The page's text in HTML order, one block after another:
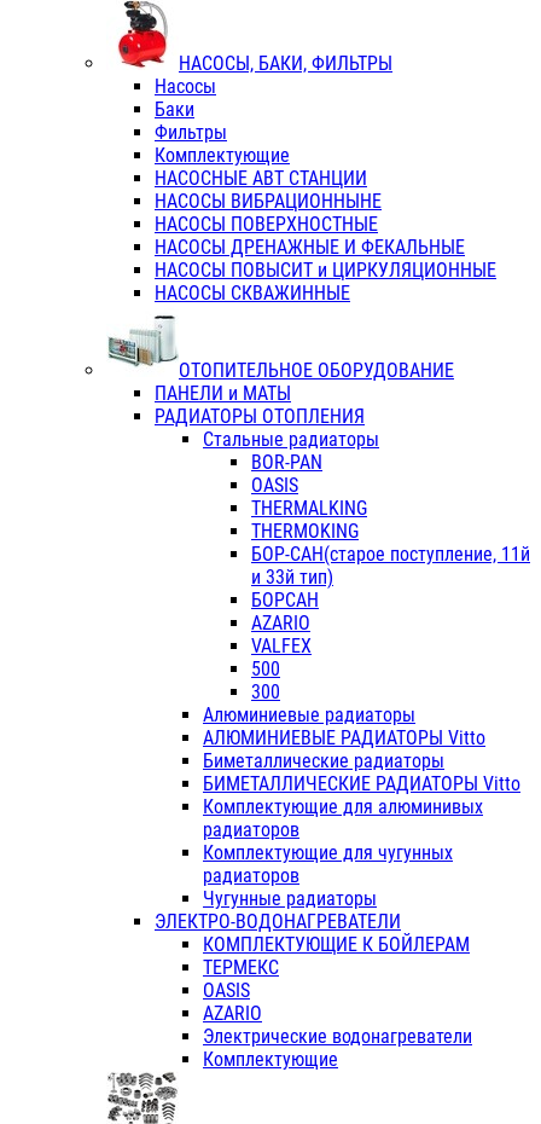
НАСОСЫ, БАКИ, ФИЛЬТРЫ
Насосы
Баки
Фильтры
Комплектующие
НАСОСНЫЕ АВТ СТАНЦИИ
НАСОСЫ ВИБРАЦИОННЫНЕ
НАСОСЫ ПОВЕРХНОСТНЫЕ
НАСОСЫ ДРЕНАЖНЫЕ И ФЕКАЛЬНЫЕ
НАСОСЫ ПОВЫСИТ и ЦИРКУЛЯЦИОННЫЕ
НАСОСЫ СКВАЖИННЫЕ
ОТОПИТЕЛЬНОЕ ОБОРУДОВАНИЕ
ПАНЕЛИ и МАТЫ
РАДИАТОРЫ ОТОПЛЕНИЯ
Стальные радиаторы
BOR-PAN
OASIS
THERMALKING
THERMOKING
БОР-САН(старое поступление, 11й
и 33й тип)
БОРСАН
AZARIO
VALFEX
500
300
Алюминиевые радиаторы
АЛЮМИНИЕВЫЕ РАДИАТОРЫ Vitto
Биметаллические радиаторы
БИМЕТАЛЛИЧЕСКИЕ РАДИАТОРЫ Vitto
Комплектующие для алюминивых
радиаторов
Комплектующие для чугунных
радиаторов
Чугунные радиаторы
ЭЛЕКТРО-ВОДОНАГРЕВАТЕЛИ
КОМПЛЕКТУЮЩИЕ К БОЙЛЕРАМ
ТЕРМЕКС
OASIS
AZARIO
Электрические водонагреватели
Комплектующие